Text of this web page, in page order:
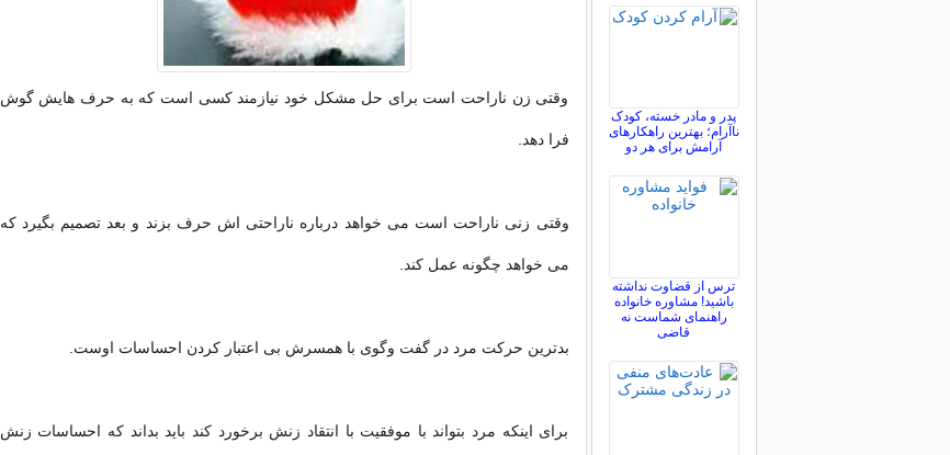
وقتی زن ناراحت است برای حل مشکل خود نیازمند کسی است که به حرف هایش گوش
فرا دهد.
وقتی زنی ناراحت است می خواهد درباره ناراحتی اش حرف بزند و بعد تصمیم بگیرد که
می خواهد چگونه عمل کند.
بدترین حرکت مرد در گفت وگوی با همسرش بی اعتبار کردن احساسات اوست.
برای اینکه مرد بتواند با موفقیت با انتقاد زنش برخورد کند باید بداند که احساسات زنش
پدر و مادر خسته، کودک
ناآرام؛ بهترین راهکارهای
آرامش برای هر دو
ترس از قضاوت نداشته
باشید! مشاوره خانواده
راهنمای شماست نه
قاضی